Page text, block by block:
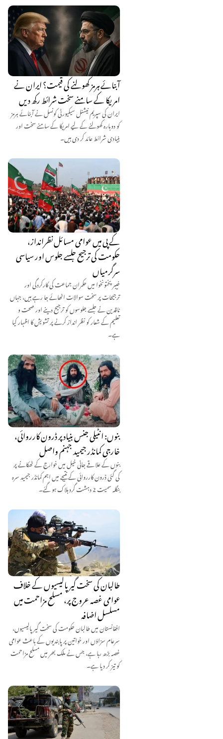
آبنائے ہرمز کھولنے کی قیمت؟ ایران نے
امریکا کے سامنے سخت شرائط رکھ دیں
ایران کی سپریم نیشنل سیکیورٹی کونسل نے آبنائے ہرمز
کو دوبارہ کھولنے کے لیے امریکا کے سامنے سخت اور
بنیادی شرائط عائد کر دی ہیں۔
کے پی میں عوامی مسائل نظرانداز،
حکومت کی ترجیح جلسے جلوس اور سیاسی
سرگرمیاں
خیبر پختونخوا میں حکمران جماعت کی کارکردگی اور
ترجیحات پر سخت سوالات اٹھائے جا رہے ہیں، جہاں
ناقدین نے جلسے جلوسوں کو ترجیح دینے اور صحت و
تعلیم کے شعار کو نظر انداز کرنے پر تشویش کا اظہار کیا
ہے۔
بنوں: انٹیلی جنس بنیاد پر ڈرون کارروائی،
خارجی کمانڈر جیمید جہنم واصل
بنوں کے علاقے جانی خیل میں خوارج کے ٹھکانے پر
کی گئی ڈرون کارروائی کے نتیجے میں اہم کمانڈر جیمید سرہ
بنگلہ سمیت 2 دہشت گرد ہلاک ہو گئے۔
طالبان کی سخت گیر پالیسیوں کے خلاف
عوامی غصہ عروج پر، مسلح مزاحمت میں
مسلسل اضافہ
افغانستان میں طالبان حکومت کی سخت گیر پالیسیوں،
سرعام سزاؤں اور خواتین پر پابندیوں کے باعث عوامی
غصہ بڑھ رہا ہے، جس نے ملک بھر میں مسلح مزاحمت
کو تیز کر دیا ہے۔